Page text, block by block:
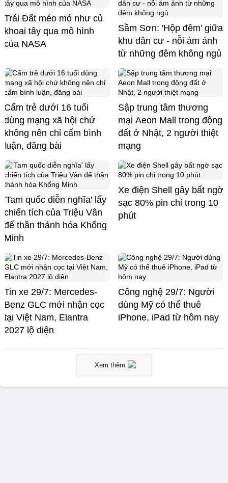
Trái Đất méo mó như củ
khoai tây qua mô hình
của NASA
Sầm Sơn: 'Hộp đêm' giữa
khu dân cư - nỗi ám ảnh
từ những đêm không ngủ
Cấm trẻ dưới 16 tuổi
dùng mạng xã hội chứ
không nên chỉ cấm bình
luận, đăng bài
Sập trung tâm thương
mại Aeon Mall trong động
đất ở Nhật, 2 người thiệt
mạng
'Tam quốc diễn nghĩa' lấy
chiến tích của Triệu Vân
để thần thánh hóa Khổng
Minh
Xe điện Shell gây bất ngờ
sạc 80% pin chỉ trong 10
phút
Tin xe 29/7: Mercedes-
Benz GLC mới nhận cọc
tại Việt Nam, Elantra
2027 lộ diện
Công nghệ 29/7: Người
dùng Mỹ có thể thuê
iPhone, iPad từ hôm nay
Xem thêm